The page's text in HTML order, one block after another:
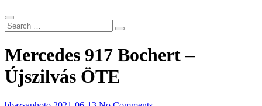
Mercedes 917 Bochert –
Újszilvás ÖTE